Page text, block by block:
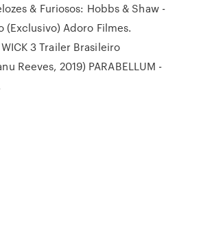
& Furiosos: Hobbs & Shaw -
(Exclusivo) Adoro Filmes.
3 Trailer Brasileiro
Reeves, 2019) PARABELLUM -